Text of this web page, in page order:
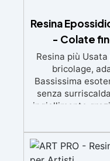
Resina
- Colate
Resina più
bricolage,
Bassissima
senza
ingiallimento
meccanica.
d'aria e ottenere
BPA/VOC